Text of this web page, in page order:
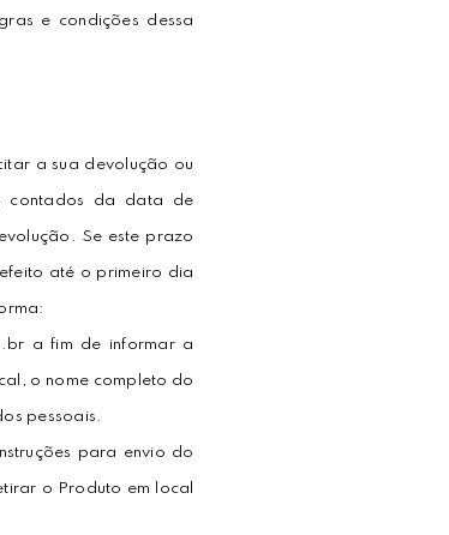
e condições dessa
a sua devolução ou
contados da data de
Se este prazo
até o primeiro dia
a fim de informar a
o nome completo do
pessoais.
para envio do
o Produto em local